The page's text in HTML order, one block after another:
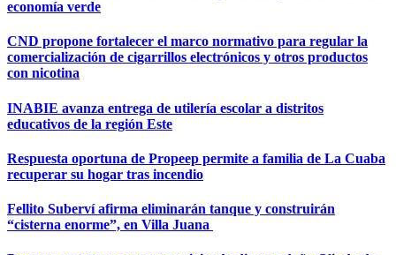
economía verde
CND propone fortalecer el marco normativo para regular la
comercialización de cigarrillos electrónicos y otros productos
con nicotina
INABIE avanza entrega de utilería escolar a distritos
educativos de la región Este
Respuesta oportuna de Propeep permite a familia de La Cuaba
recuperar su hogar tras incendio
Fellito Suberví afirma eliminarán tanque y construirán
“cisterna enorme”, en Villa Juana